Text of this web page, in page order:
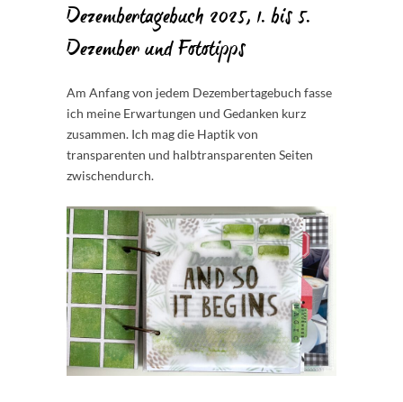
Dezembertagebuch 2025, 1. bis 5.
Dezember und Fototipps
Am Anfang von jedem Dezembertagebuch fasse
ich meine Erwartungen und Gedanken kurz
zusammen. Ich mag die Haptik von
transparenten und halbtransparenten Seiten
zwischendurch.